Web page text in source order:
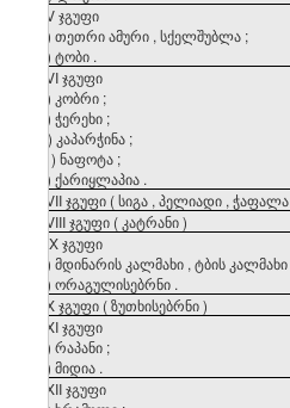
XVჯგუფი
)თეთრიამური ,სქელშუბლა ;
)ტობი .
XVIჯგუფი
) კობრი ;
)ჭერეხი ;
) კაპარჭინა ;
)ნაფოტა ;
)ქარიყლაპია .
XVIIჯგუფი (სიგა ,პელიადი ,ჭაფალა
XVIIIჯგუფი ( კატრანი)
XIXჯგუფი
)მდინარის კალმახი ,ტბის კალმახი
)ორაგულისებრნი .
XXჯგუფი (ზუთხისებრნი)
XXIჯგუფი
)რაპანი ;
)მიდია .
XXII ჯგუფი